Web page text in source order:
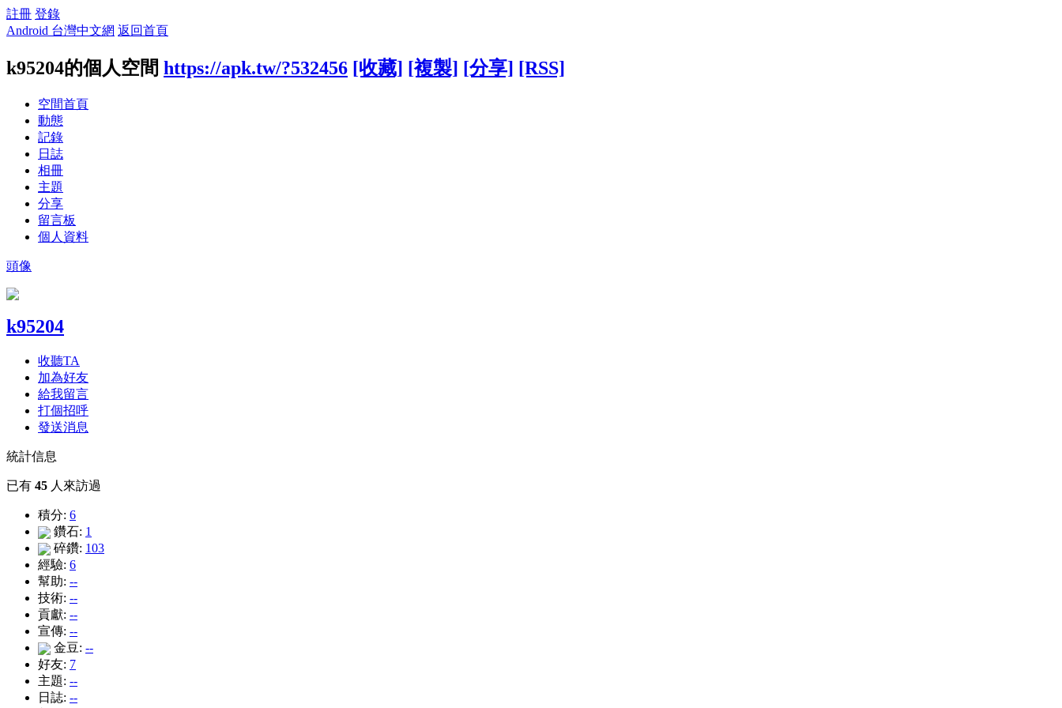
註冊 登錄
Android 台灣中文網 返回首頁
k95204的個人空間 https://apk.tw/?532456 [收藏] [複製] [分享] [RSS]
空間首頁
動態
記錄
日誌
相冊
主題
分享
留言板
個人資料
頭像
k95204
收聽TA
加為好友
給我留言
打個招呼
發送消息
統計信息
已有 45 人來訪過
積分: 6
鑽石: 1
碎鑽: 103
經驗: 6
幫助: --
技術: --
貢獻: --
宣傳: --
金豆: --
好友: 7
主題: --
日誌: --